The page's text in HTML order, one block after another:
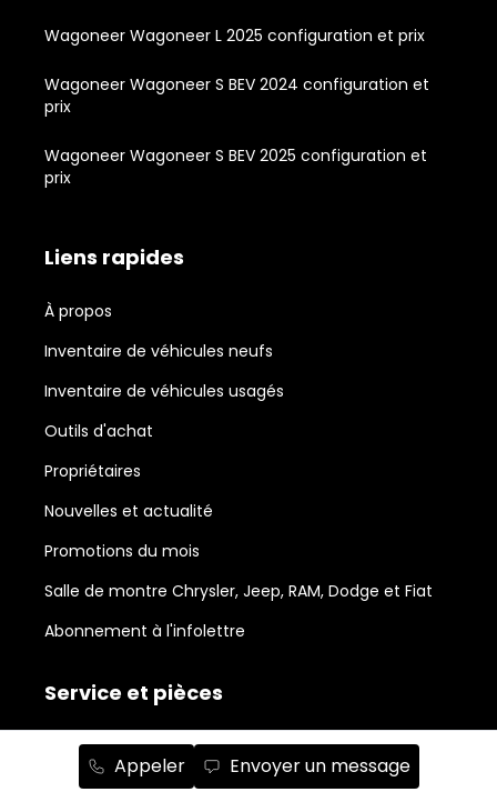
Appeler Envoyer un message
Wagoneer Wagoneer L 2025 configuration et prix
Wagoneer Wagoneer S BEV 2024 configuration et
prix
Wagoneer Wagoneer S BEV 2025 configuration et
prix
Liens rapides
À propos
Inventaire de véhicules neufs
Inventaire de véhicules usagés
Outils d'achat
Propriétaires
Nouvelles et actualité
Promotions du mois
Salle de montre Chrysler, Jeep, RAM, Dodge et Fiat
Abonnement à l'infolettre
Service et pièces
Accessoires
Avis légal sur la réparabilité